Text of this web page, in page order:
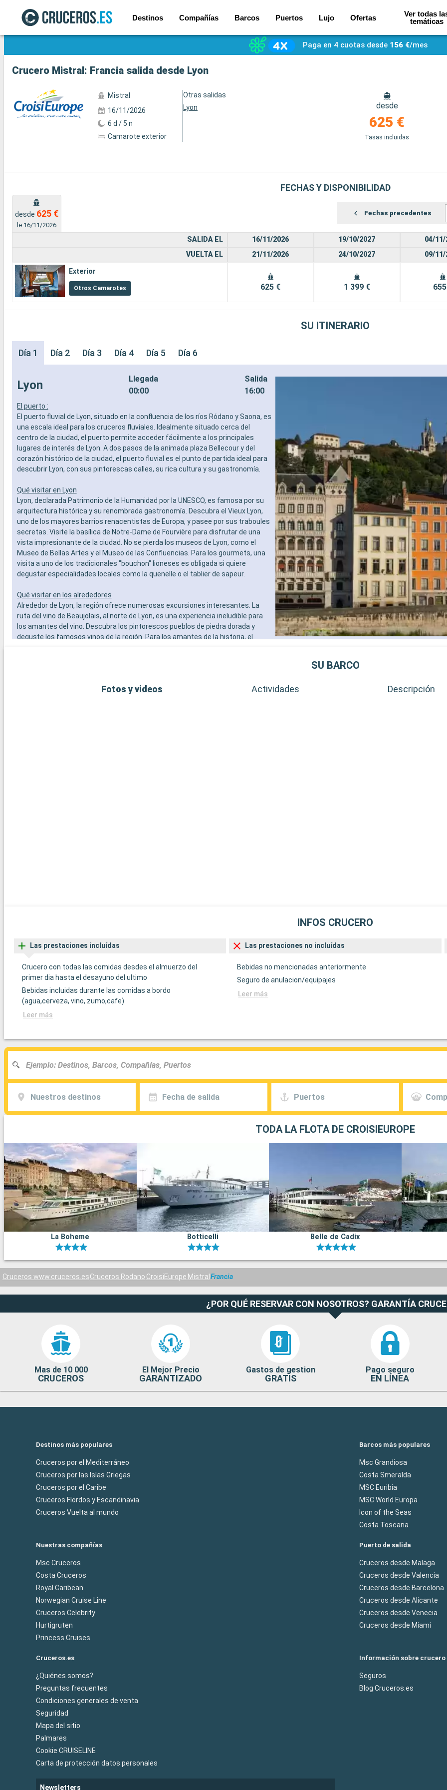
Destinos Compañías Barcos Puertos Lujo Ofertas
Ver todas
temáticas
Ver las 16 fotos
Paga en 4 cuotas desde 156 €/mes
Crucero Mistral: Francia salida desde Lyon
Mistral
16/11/2026
6 d / 5 n
Camarote exterior
Otras salidas
Lyon
desde
625 €
Tasas incluidas
FECHAS Y DISPONIBILIDAD
desde 625 €
le 16/11/2026
Fechas precedentes
SALIDA EL
VUELTA EL
Exterior
Otros Camarotes
16/11/2026
21/11/2026
625 €
19/10/2027
24/10/2027
1 399 €
04/11/
09/11/
SU ITINERARIO
Día 1 Día 2 Día 3 Día 4 Día 5 Día 6
Lyon
Llegada
00:00
Salida
16:00
El puerto :
El puerto fluvial de Lyon, situado en la confluencia de los ríos Ródano y Saona, es
una escala ideal para los cruceros fluviales. Idealmente situado cerca del
centro de la ciudad, el puerto permite acceder fácilmente a los principales
lugares de interés de Lyon. A dos pasos de la animada plaza Bellecour y del
corazón histórico de la ciudad, el puerto fluvial es el punto de partida ideal para
descubrir Lyon, con sus pintorescas calles, su rica cultura y su gastronomía.
Qué visitar en Lyon
Lyon, declarada Patrimonio de la Humanidad por la UNESCO, es famosa por su
arquitectura histórica y su renombrada gastronomía. Descubra el Vieux Lyon,
uno de los mayores barrios renacentistas de Europa, y pasee por sus traboules
secretas. Visite la basílica de Notre-Dame de Fourvière para disfrutar de una
vista impresionante de la ciudad. No se pierda los museos de Lyon, como el
Museo de Bellas Artes y el Museo de las Confluencias. Para los gourmets, una
visita a uno de los tradicionales "bouchon" lioneses es obligada si quiere
degustar especialidades locales como la quenelle o el tablier de sapeur.
Qué visitar en los alrededores
Alrededor de Lyon, la región ofrece numerosas excursiones interesantes. La
ruta del vino de Beaujolais, al norte de Lyon, es una experiencia ineludible para
los amantes del vino. Descubra los pintorescos pueblos de piedra dorada y
deguste los famosos vinos de la región. Para los amantes de la historia, el
SU BARCO
Fotos y videos Actividades Descripción
INFOS CRUCERO
Las prestaciones incluídas
Crucero con todas las comidas desdes el almuerzo del
primer dia hasta el desayuno del ultimo
Bebidas incluidas durante las comidas a bordo
(agua,cerveza, vino, zumo,cafe)
Leer más
Las prestaciones no incluídas
Bebidas no mencionadas anteriormente
Seguro de anulacion/equipajes
Leer más
Nuestros destinos Fecha de salida Puertos
TODA LA FLOTA DE CROISIEUROPE
La Boheme Botticelli Belle de Cadix
Cruceros www.cruceros.esCruceros Rodano CroisiEurope Mistral Francia
¿POR QUÉ RESERVAR CON NOSOTROS? GARANTÍA
Mas de 10 000
CRUCEROS
El Mejor Precio
GARANTIZADO
Gastos de gestion
GRATIS
Pago seguro
EN LÍNEA
Destinos más populares
Cruceros por el Mediterráneo
Cruceros por las Islas Griegas
Cruceros por el Caribe
Cruceros Flordos y Escandinavia
Cruceros Vuelta al mundo
Barcos más populares
Msc Grandiosa
Costa Smeralda
MSC Euribia
MSC World Europa
Icon of the Seas
Costa Toscana
Nuestras compañías
Msc Cruceros
Costa Cruceros
Royal Caribean
Norwegian Cruise Line
Cruceros Celebrity
Hurtigruten
Princess Cruises
Puerto de salida
Cruceros desde Malaga
Cruceros desde Valencia
Cruceros desde Barcelona
Cruceros desde Alicante
Cruceros desde Venecia
Cruceros desde Miami
Cruceros.es
¿Quiénes somos?
Preguntas frecuentes
Condiciones generales de venta
Seguridad
Mapa del sitio
Palmares
Cookie CRUISELINE
Carta de protección datos personales
Información sobre crucero
Seguros
Blog Cruceros.es
Newsletters